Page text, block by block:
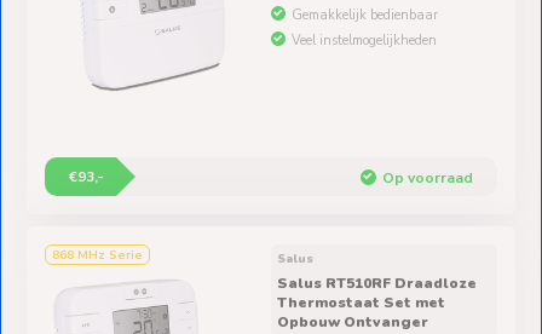
Gemakkelijk bedienbaar
Veel instelmogelijkheden
€93,- Op voorraad
868 MHz Serie Salus
Salus RT510RF Draadloze
Thermostaat Set met
Opbouw Ontvanger